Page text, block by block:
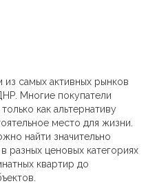
из самых активных рынков
Многие покупатели
как альтернативу
место для жизни.
найти значительно
разных ценовых категориях
квартир до